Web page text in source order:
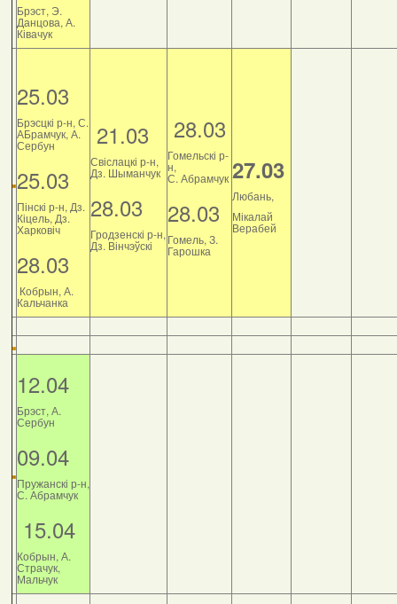
Брэст, Э.
Данцова, А.
Ківачук
25.03
Брэсцкі р-н, С.
АБрамчук, А.
Сербун
25.03
Пінскі р-н, Дз.
Кіцель, Дз.
Харковіч
28.03
Кобрын, А.
Кальчанка
21.03
Свіслацкі р-н,
Дз. Шыманчук
28.03
Гродзенскі р-н,
Дз. Вінчэўскі
28.03
Гомельскі р-
н,
С. Абрамчук
28.03
Гомель, З.
Гарошка
27.03
Любань,
Мікалай
Верабей
12.04
Брэст, А.
Сербун
09.04
Пружанскі р-н,
С. Абрамчук
15.04
Кобрын, А.
Страчук,
Мальчук